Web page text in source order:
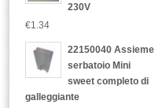
230V
€1.34
22150040 Assieme
serbatoio Mini
sweet completo di
galleggiante